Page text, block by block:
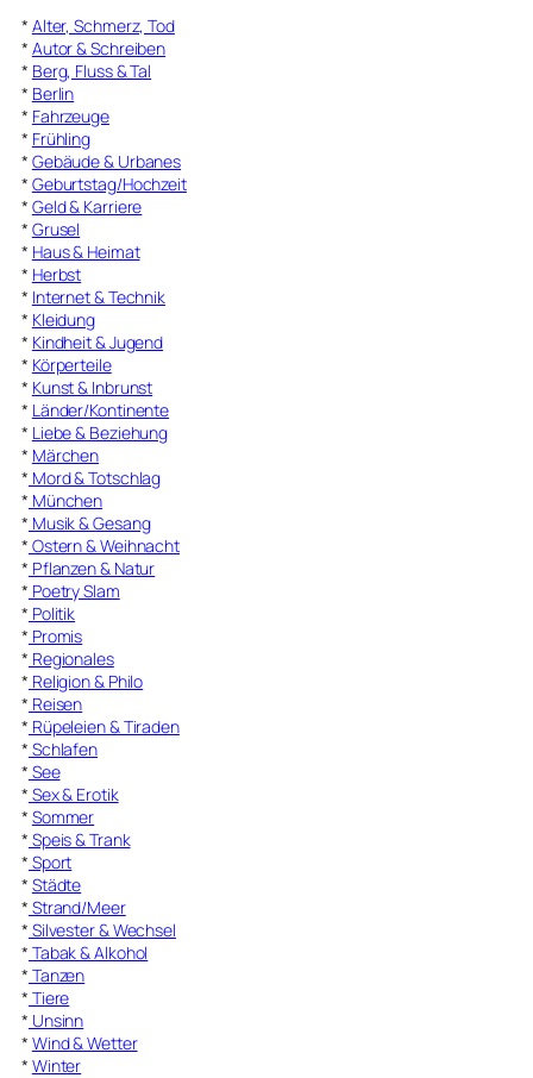
* Alter, Schmerz, Tod
* Autor & Schreiben
* Berg, Fluss & Tal
* Berlin
* Fahrzeuge
* Frühling
* Gebäude & Urbanes
* Geburtstag/Hochzeit
* Geld & Karriere
* Grusel
* Haus & Heimat
* Herbst
* Internet & Technik
* Kleidung
* Kindheit & Jugend
* Körperteile
* Kunst & Inbrunst
* Länder/Kontinente
* Liebe & Beziehung
* Märchen
* Mord & Totschlag
* München
* Musik & Gesang
* Ostern & Weihnacht
* Pflanzen & Natur
* Poetry Slam
* Politik
* Promis
* Regionales
* Religion & Philo
* Reisen
* Rüpeleien & Tiraden
* Schlafen
* See
* Sex & Erotik
* Sommer
* Speis & Trank
* Sport
* Städte
* Strand/Meer
* Silvester & Wechsel
* Tabak & Alkohol
* Tanzen
* Tiere
* Unsinn
* Wind & Wetter
* Winter